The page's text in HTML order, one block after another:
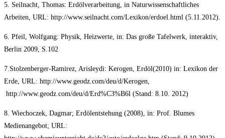
5. Seilnacht, Thomas: Erdölverarbeitung, in Naturwissenschaftliches
Arbeiten, URL: http://www.seilnacht.com/Lexikon/erdoel.html (5.11.2012).
6. Pfeil, Wolfgang: Physik, Heizwerte, in: Das große Tafelwerk, interaktiv,
Berlin 2009, S.102
7.Stolzenberger-Ramirez, Arisleydi: Kerogen, Erdöl(2010) in: Lexikon der
Erde, URL: http://www.geodz.com/deu/d/Kerogen,
http://www.geodz.com/deu/d/Erd%C3%B6l (Stand: 8.10. 2012)
8. Wiechoczek, Dagmar; Erdölentstehung (2008), in: Prof. Blumes
Medienangebot; URL: